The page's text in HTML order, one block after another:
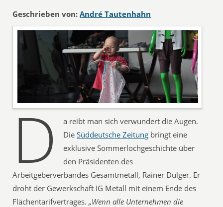
Geschrieben von: André Tautenhahn
D
a reibt man sich verwundert die Augen.
DieSüddeutsche Zeitung bringt eine
exklusive Sommerlochgeschichte über
den Präsidenten des
Arbeitgeberverbandes Gesamtmetall, Rainer Dulger. Er
droht der Gewerkschaft IG Metall mit einem Ende des
Flächentarifvertrages.„Wenn alle Unternehmen die